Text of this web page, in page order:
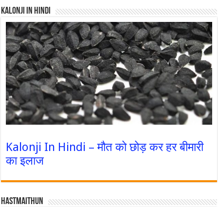
Kalonji In Hindi
Kalonji In Hindi – मौत को छोड़ कर हर बीमारी
का इलाज
Hastmaithun